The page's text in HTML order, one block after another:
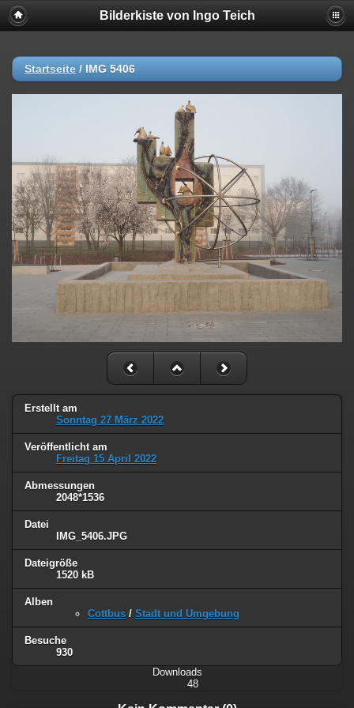
Bilderkiste von Ingo Teich
Startseite / IMG 5406
Erstellt am
Sonntag 27 März 2022
Veröffentlicht am
Freitag 15 April 2022
Abmessungen
2048*1536
Datei
IMG_5406.JPG
Dateigröße
1520 kB
Alben
Cottbus / Stadt und Umgebung
Besuche
930
Downloads
48